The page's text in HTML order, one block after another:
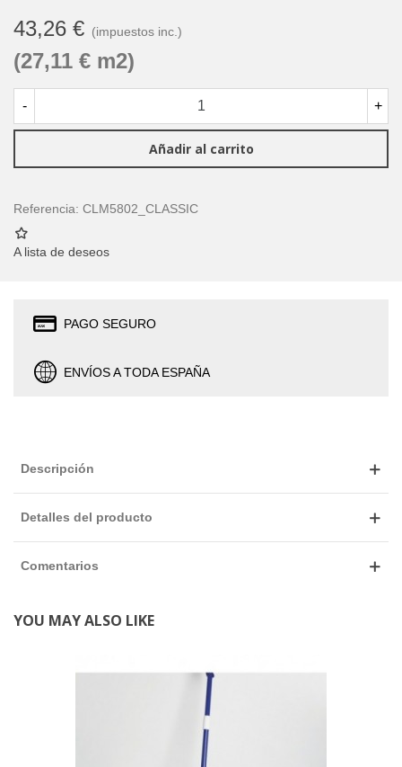
43,26 € (impuestos inc.)
(27,11 € m2)
- +
Añadir al carrito
Referencia: CLM5802_CLASSIC
A lista de deseos
PAGO SEGURO
ENVÍOS A TODA ESPAÑA
Descripción
Detalles del producto
Comentarios
YOU MAY ALSO LIKE